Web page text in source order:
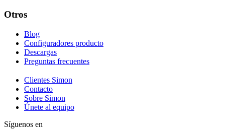
Otros
Blog
Configuradores producto
Descargas
Preguntas frecuentes
Clientes Simon
Contacto
Sobre Simon
Únete al equipo
Síguenos en